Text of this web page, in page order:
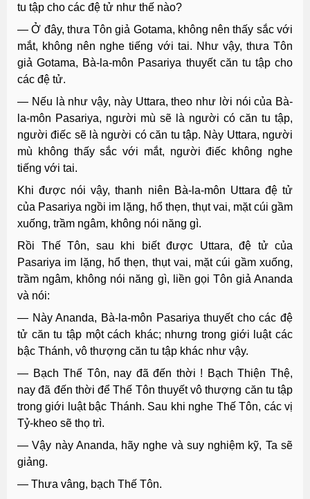
tu tập cho các đệ tử như thế nào?
— Ở đây, thưa Tôn giả Gotama, không nên thấy sắc với
mắt, không nên nghe tiếng với tai. Như vậy, thưa Tôn
giả Gotama, Bà-la-môn Pasariya thuyết căn tu tập cho
các đệ tử.
— Nếu là như vậy, này Uttara, theo như lời nói của Bà-
la-môn Pasariya, người mù sẽ là người có căn tu tập,
người điếc sẽ là người có căn tu tập. Này Uttara, người
mù không thấy sắc với mắt, người điếc không nghe
tiếng với tai.
Khi được nói vậy, thanh niên Bà-la-môn Uttara đệ tử
của Pasariya ngồi im lặng, hổ thẹn, thụt vai, mặt cúi gầm
xuống, trầm ngâm, không nói năng gì.
Rồi Thế Tôn, sau khi biết được Uttara, đệ tử của
Pasariya im lặng, hổ thẹn, thụt vai, mặt cúi gầm xuống,
trầm ngâm, không nói năng gì, liền gọi Tôn giả Ananda
và nói:
— Này Ananda, Bà-la-môn Pasariya thuyết cho các đệ
tử căn tu tập một cách khác; nhưng trong giới luật các
bậc Thánh, vô thượng căn tu tập khác như vậy.
— Bạch Thế Tôn, nay đã đến thời ! Bạch Thiện Thệ,
nay đã đến thời để Thế Tôn thuyết vô thượng căn tu tập
trong giới luật bậc Thánh. Sau khi nghe Thế Tôn, các vị
Tỷ-kheo sẽ thọ trì.
— Vậy này Ananda, hãy nghe và suy nghiệm kỹ, Ta sẽ
giảng.
— Thưa vâng, bạch Thế Tôn.